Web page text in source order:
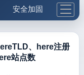
安全加固
更多工具、here注册
站点数